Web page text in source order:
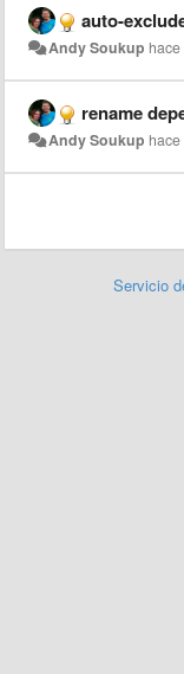
auto-exclude
Andy Soukup
rename
Andy Soukup
Servicio